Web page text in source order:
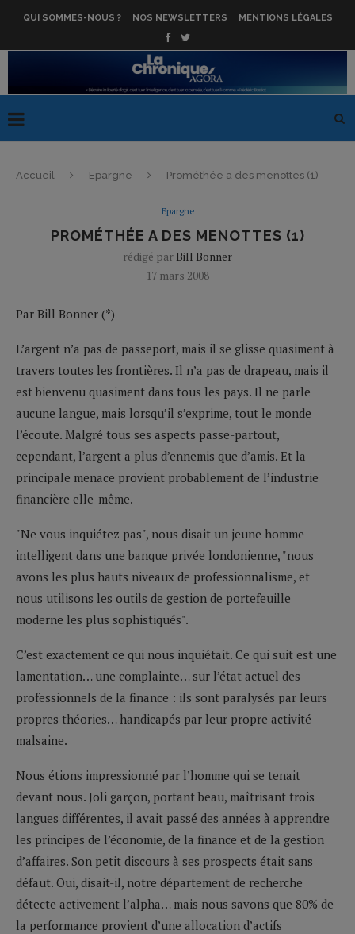
QUI SOMMES-NOUS ? NOS NEWSLETTERS MENTIONS LÉGALES
Accueil Epargne Prométhée a des menottes (1)
Epargne
PROMÉTHÉE A DES MENOTTES (1)
rédigé par Bill Bonner
17 mars 2008
Par Bill Bonner (*)
L’argent n’a pas de passeport, mais il se glisse quasiment à
travers toutes les frontières. Il n’a pas de drapeau, mais il
est bienvenu quasiment dans tous les pays. Il ne parle
aucune langue, mais lorsqu’il s’exprime, tout le monde
l’écoute. Malgré tous ses aspects passe-partout,
cependant, l’argent a plus d’ennemis que d’amis. Et la
principale menace provient probablement de l’industrie
financière elle-même.
"Ne vous inquiétez pas", nous disait un jeune homme
intelligent dans une banque privée londonienne, "nous
avons les plus hauts niveaux de professionnalisme, et
nous utilisons les outils de gestion de portefeuille
moderne les plus sophistiqués".
C’est exactement ce qui nous inquiétait. Ce qui suit est une
lamentation… une complainte… sur l’état actuel des
professionnels de la finance : ils sont paralysés par leurs
propres théories… handicapés par leur propre activité
malsaine.
Nous étions impressionné par l’homme qui se tenait
devant nous. Joli garçon, portant beau, maîtrisant trois
langues différentes, il avait passé des années à apprendre
les principes de l’économie, de la finance et de la gestion
d’affaires. Son petit discours à ses prospects était sans
défaut. Oui, disait-il, notre département de recherche
détecte activement l’alpha… mais nous savons que 80% de
la performance provient d’une allocation d’actifs